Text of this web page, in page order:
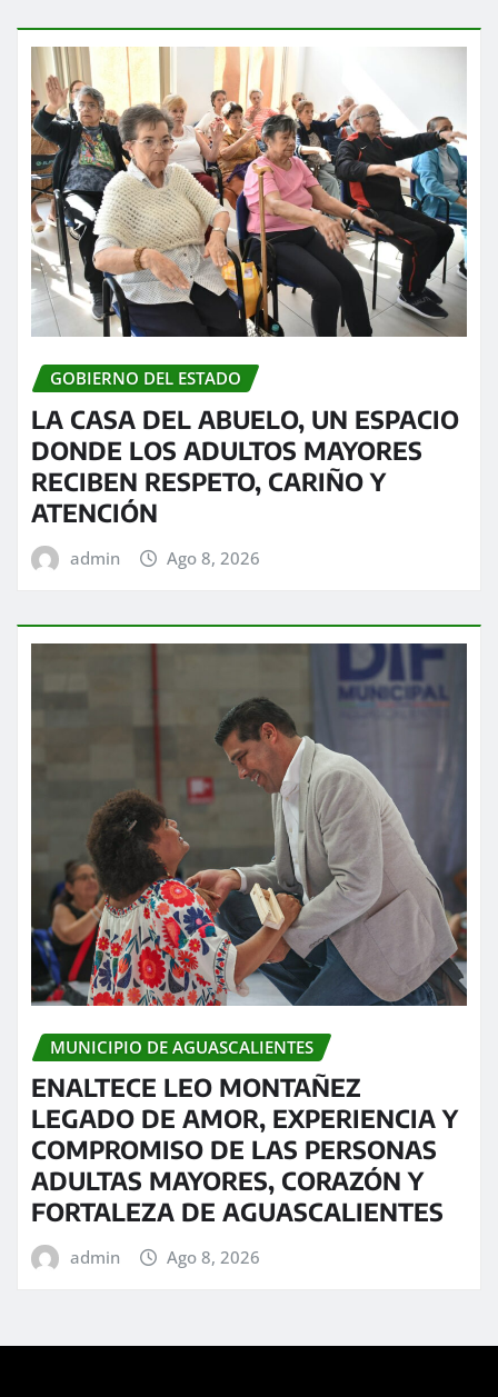
GOBIERNO DEL ESTADO
LA CASA DEL ABUELO, UN ESPACIO
DONDE LOS ADULTOS MAYORES
RECIBEN RESPETO, CARIÑO Y
ATENCIÓN
admin Ago 8, 2026
MUNICIPIO DE AGUASCALIENTES
ENALTECE LEO MONTAÑEZ
LEGADO DE AMOR, EXPERIENCIA Y
COMPROMISO DE LAS PERSONAS
ADULTAS MAYORES, CORAZÓN Y
FORTALEZA DE AGUASCALIENTES
admin Ago 8, 2026